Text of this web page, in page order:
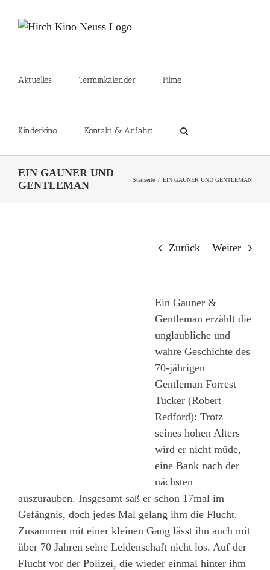
Inhalt
Aktuelles Terminkalender Filme
Kinderkino Kontakt & Anfahrt
EIN GAUNER UND
GENTLEMAN
Startseite EIN GAUNER UND GENTLEMAN
Zurück Weiter
Ein Gauner &
Gentleman erzählt die
unglaubliche und
wahre Geschichte des
70-jährigen
Gentleman Forrest
Tucker (Robert
Redford): Trotz
seines hohen Alters
wird er nicht müde,
eine Bank nach der
nächsten
auszurauben. Insgesamt saß er schon 17mal im
Gefängnis, doch jedes Mal gelang ihm die Flucht.
Zusammen mit einer kleinen Gang lässt ihn auch mit
über 70 Jahren seine Leidenschaft nicht los. Auf der
Flucht vor der Polizei, die wieder einmal hinter ihm